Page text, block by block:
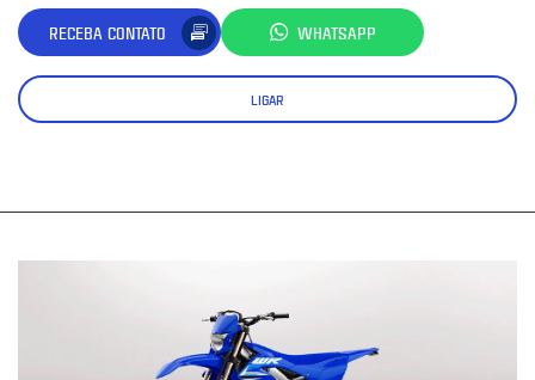
RECEBA CONTATO WHATSAPP
LIGAR